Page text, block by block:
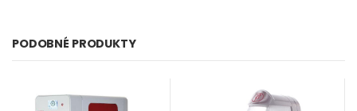
PODOBNÉ PRODUKTY